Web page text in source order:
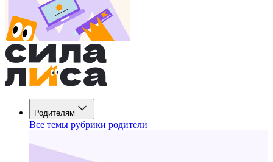
Родителям
Все темы рубрики родители